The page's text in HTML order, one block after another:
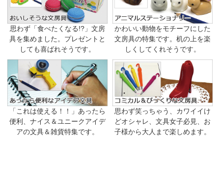
思わず「食べたくなる!?」文房
具を集めました。プレゼントと
しても喜ばれそうです。
かわいい動物をモチーフにした
文房具の特集です。机の上を楽
しくしてくれそうです。
「これは使える！！」あったら
便利、ナイス＆ユニークアイデ
アの文具＆雑貨特集です。
思わず笑っちゃう、カワイイけ
どオシャレ、文具女子必見、お
子様から大人まで楽しめます。